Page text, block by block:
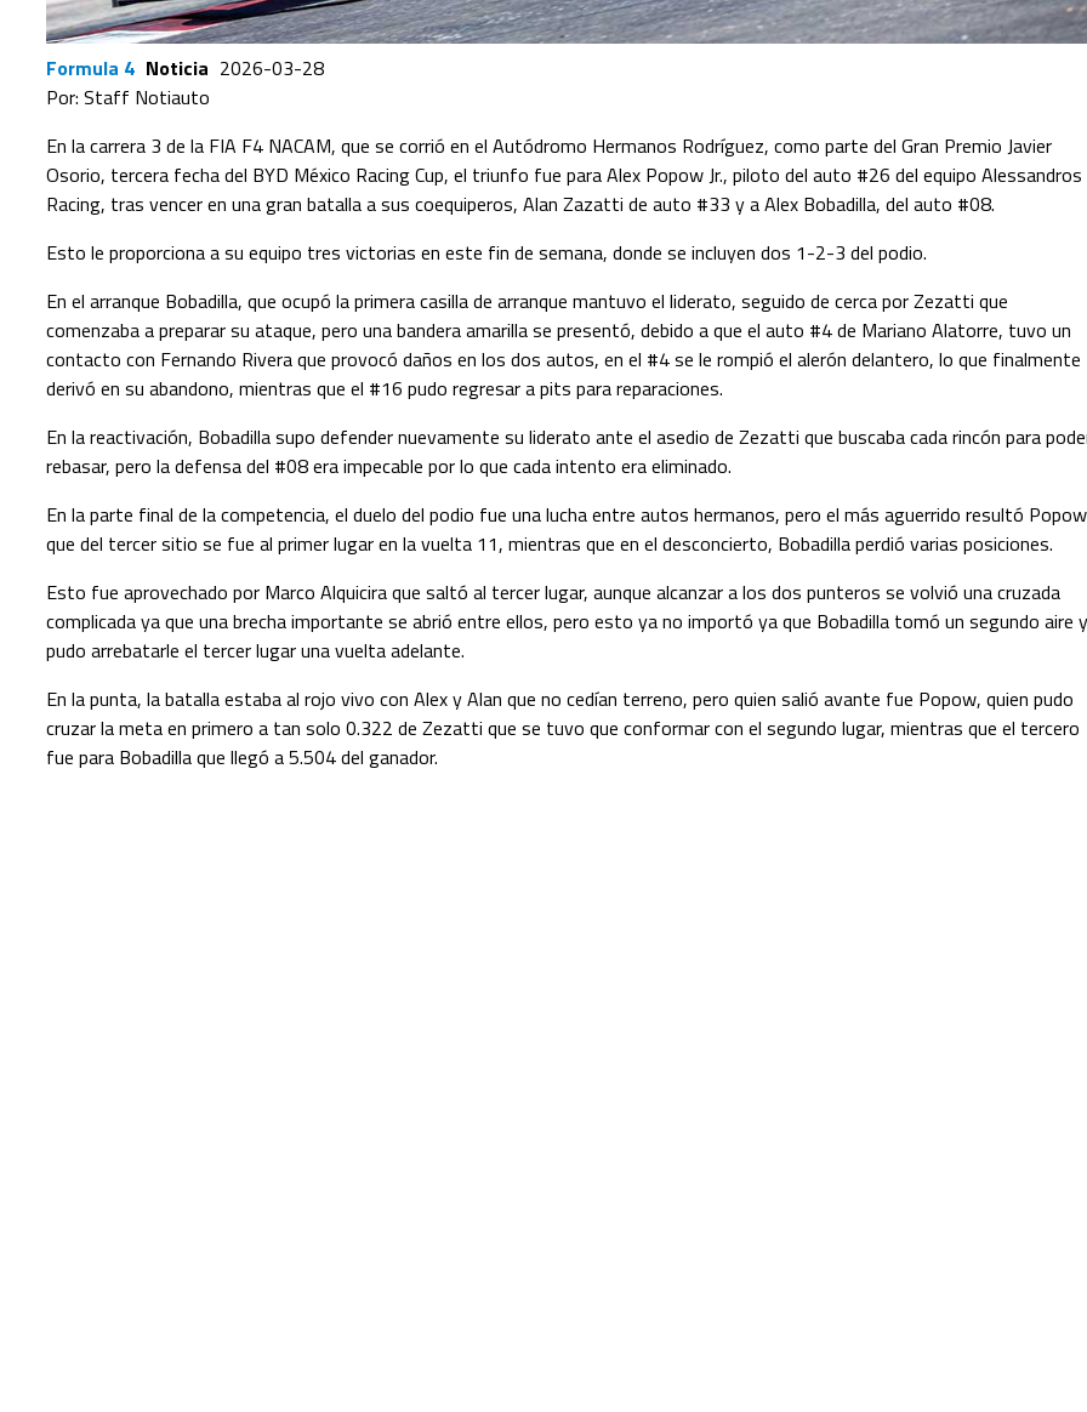
Formula 4 Noticia 2026-03-28
Por: Staff Notiauto
En la carrera 3 de la FIA F4 NACAM, que se corrió en el Autódromo Hermanos Rodríguez, como parte del Gran Premio Javier
Osorio, tercera fecha del BYD México Racing Cup, el triunfo fue para Alex Popow Jr., piloto del auto #26 del equipo Alessandros
Racing, tras vencer en una gran batalla a sus coequiperos, Alan Zazatti de auto #33 y a Alex Bobadilla, del auto #08.
Esto le proporciona a su equipo tres victorias en este fin de semana, donde se incluyen dos 1-2-3 del podio.
En el arranque Bobadilla, que ocupó la primera casilla de arranque mantuvo el liderato, seguido de cerca por Zezatti que
comenzaba a preparar su ataque, pero una bandera amarilla se presentó, debido a que el auto #4 de Mariano Alatorre, tuvo un
contacto con Fernando Rivera que provocó daños en los dos autos, en el #4 se le rompió el alerón delantero, lo que finalmente
derivó en su abandono, mientras que el #16 pudo regresar a pits para reparaciones.
En la reactivación, Bobadilla supo defender nuevamente su liderato ante el asedio de Zezatti que buscaba cada rincón para
rebasar, pero la defensa del #08 era impecable por lo que cada intento era eliminado.
En la parte final de la competencia, el duelo del podio fue una lucha entre autos hermanos, pero el más aguerrido resultó Popow
que del tercer sitio se fue al primer lugar en la vuelta 11, mientras que en el desconcierto, Bobadilla perdió varias posiciones.
Esto fue aprovechado por Marco Alquicira que saltó al tercer lugar, aunque alcanzar a los dos punteros se volvió una cruzada
complicada ya que una brecha importante se abrió entre ellos, pero esto ya no importó ya que Bobadilla tomó un segundo aire y
pudo arrebatarle el tercer lugar una vuelta adelante.
En la punta, la batalla estaba al rojo vivo con Alex y Alan que no cedían terreno, pero quien salió avante fue Popow, quien pudo
cruzar la meta en primero a tan solo 0.322 de Zezatti que se tuvo que conformar con el segundo lugar, mientras que el tercero
fue para Bobadilla que llegó a 5.504 del ganador.